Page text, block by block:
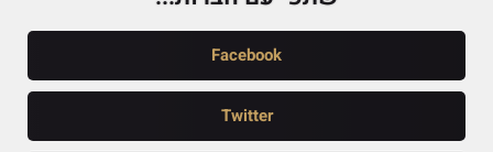
Facebook
Twitter